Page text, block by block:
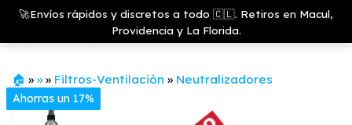
Saltar
contenido
🚀Envíos rápidos y discretos a todo 🇨🇱. Retiros en Macul,
Providencia y La Florida.
Growshop
& LED
Store
🏠 » » » Filtros-Ventilación » Neutralizadores
Ahorras un 17%